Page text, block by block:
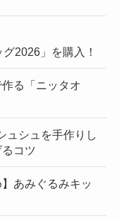
2026」を購入！
る「ニッタオ
ュシュを手作りし
コツ
あみぐるみキッ